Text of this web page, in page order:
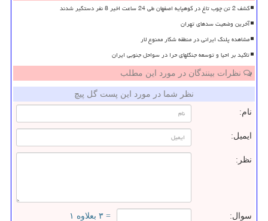
کشف 2 تن چوب تاغ در کوهپایه اصفهان طی 24 ساعت اخیر 8 نفر دستگیر شدند
آخرین وضعیت سدهای تهران
مشاهده پلنگ ایرانی در منطقه شکار ممنوع لار
تاکید بر احیا و توسعه جنگلهای حرا در سواحل جنوبی ایران
نظرات بینندگان در مورد این مطلب
نظر شما در مورد این پست گل پیچ
نام:
ایمیل:
نظر:
سوال: = ۳ بعلاوه ۱